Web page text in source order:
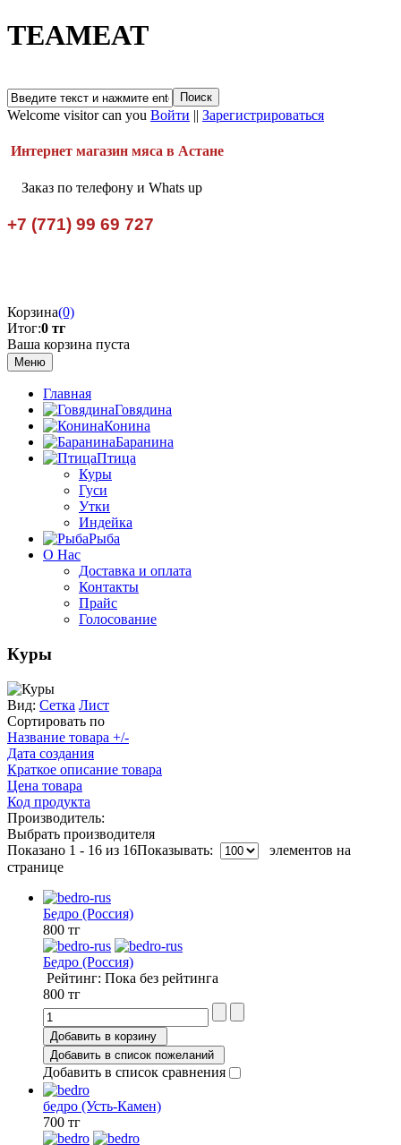
TEAMEAT
Welcome visitor can you Войти || Зарегистрироваться
Интернет магазин мяса в Астане
Заказ по телефону и Whats up
+7 (771) 99 69 727
Корзина(0)
Итог:0 тг
Ваша корзина пуста
Меню
Главная
Говядина
Конина
Баранина
Птица
Куры
Гуси
Утки
Индейка
Рыба
О Нас
Доставка и оплата
Контакты
Прайс
Голосование
Куры
Вид: Сетка Лист
Сортировать по
Название товара +/-
Дата создания
Краткое описание товара
Цена товара
Код продукта
Производитель:
Выбрать производителя
Показано 1 - 16 из 16Показывать:
элементов на
странице
Бедро (Россия)
800 тг
Бедро (Россия)
Рейтинг: Пока без рейтинга
800 тг
Добавить в корзину
Добавить в список пожеланий
Добавить в список сравнения
бедро (Усть-Камен)
700 тг